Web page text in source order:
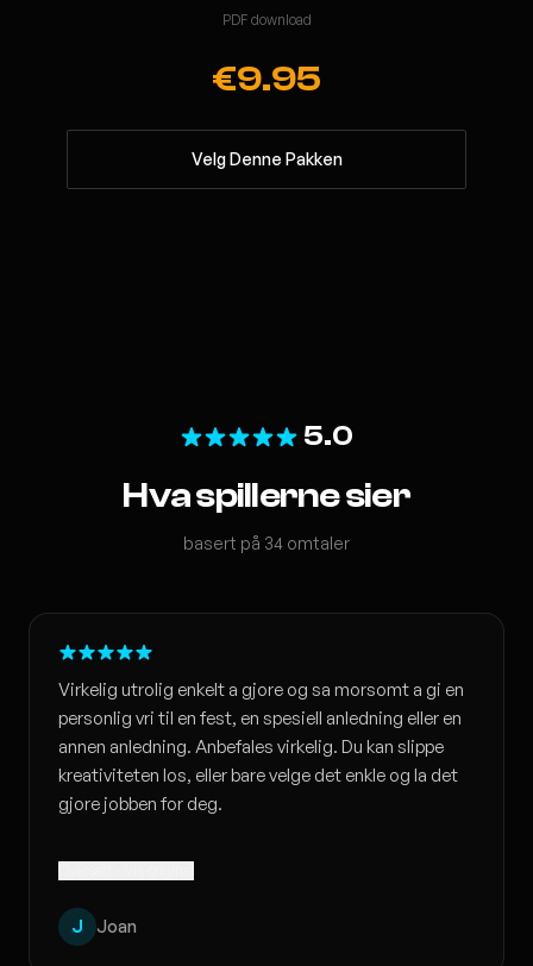
PDF download
€9.95
Velg Denne Pakken
5.0
Hva spillerne sier
basert på 34 omtaler
Virkelig utrolig enkelt a gjore og sa morsomt a gi en
personlig vri til en fest, en spesiell anledning eller en
annen anledning. Anbefales virkelig. Du kan slippe
kreativiteten los, eller bare velge det enkle og la det
gjore jobben for deg.
J Joan